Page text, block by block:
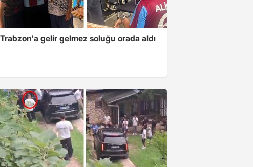
Trabzon'a gelir gelmez soluğu orada aldı